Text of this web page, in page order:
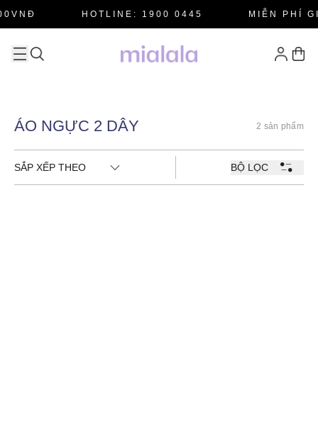
HOTLINE: 1900 0445 MIỄN PHÍ
ÁO NGỰC 2 DÂY 2 sản phẩm
SẮP XẾP THEO BỘ LỌC